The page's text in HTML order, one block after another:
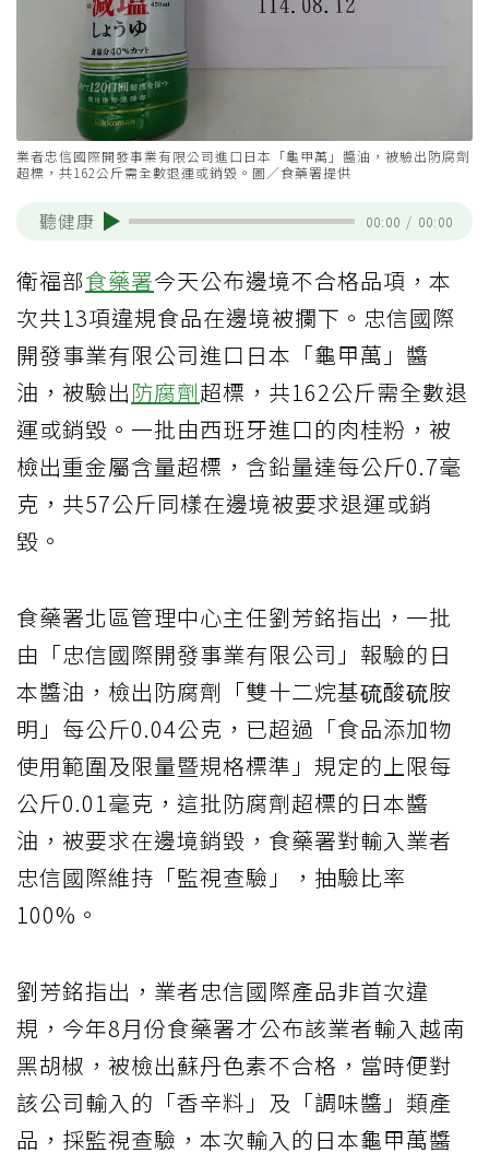
業者忠信國際開發事業有限公司進口日本「龜甲萬」醬油，被驗出防腐劑
超標，共162公斤需全數退運或銷毀。圖／食藥署提供
聽健康 00:00 / 00:00
衛福部食藥署今天公布邊境不合格品項，本
次共13項違規食品在邊境被攔下。忠信國際
開發事業有限公司進口日本「龜甲萬」醬
油，被驗出防腐劑超標，共162公斤需全數退
運或銷毀。一批由西班牙進口的肉桂粉，被
檢出重金屬含量超標，含鉛量達每公斤0.7毫
克，共57公斤同樣在邊境被要求退運或銷
毀。
食藥署北區管理中心主任劉芳銘指出，一批
由「忠信國際開發事業有限公司」報驗的日
本醬油，檢出防腐劑「雙十二烷基硫酸硫胺
明」每公斤0.04公克，已超過「食品添加物
使用範圍及限量暨規格標準」規定的上限每
公斤0.01毫克，這批防腐劑超標的日本醬
油，被要求在邊境銷毀，食藥署對輸入業者
忠信國際維持「監視查驗」，抽驗比率
100%。
劉芳銘指出，業者忠信國際產品非首次違
規，今年8月份食藥署才公布該業者輸入越南
黑胡椒，被檢出蘇丹色素不合格，當時便對
該公司輸入的「香辛料」及「調味醬」類產
品，採監視查驗，本次輸入的日本龜甲萬醬